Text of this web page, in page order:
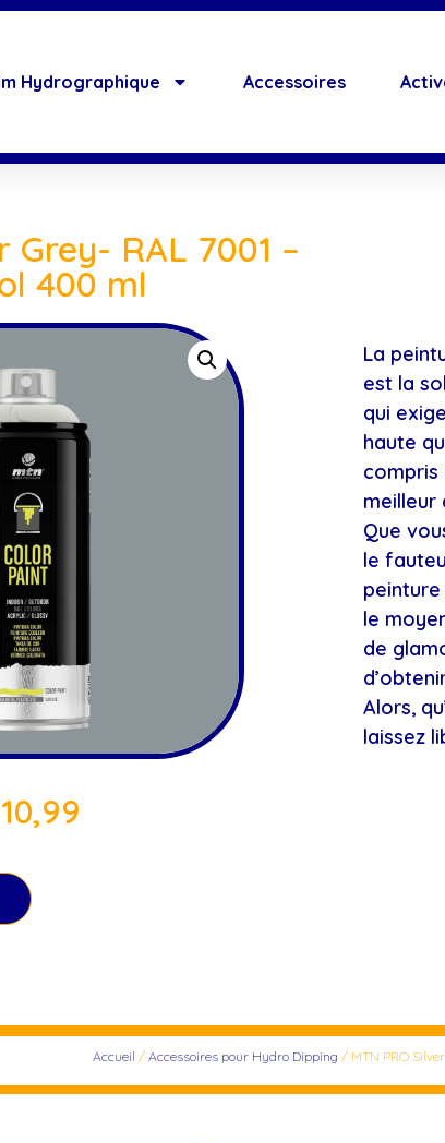
Hydrographique Accessoires
Grey- RAL 7001 –
400 ml
10,99
La
est la
qui
haute
compris
meilleur
Que
le
peinture
le
de
Alors,
laissez
Accueil / Accessoires pour Hydro Dipping / MTN PRO